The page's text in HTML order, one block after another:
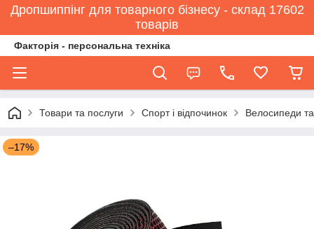
Дропшиппінг для товарного бізнесу - склад 17602
товарів
Факторія - персональна техніка
Товари та послуги Спорт і відпочинок Велосипеди
–17%